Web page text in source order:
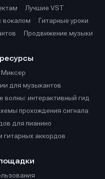
Лучшие VST
вокалом
Гитарные уроки
Продвижение музыки
Миксер
для музыкантов
волны: интерактивный гид
прохождения сигнала
для пианино
гитарных аккордов